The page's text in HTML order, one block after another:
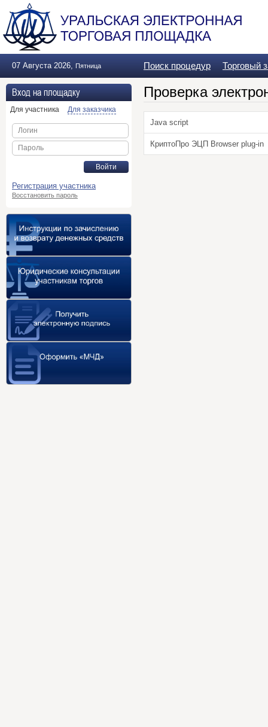
07 Августа 2026, Пятница Поиск процедур Торговый
Вход на площадку
Для участника Для заказчика
Логин
Пароль
Войти
Регистрация участника
Восстановить пароль
Проверка
Java script
КриптоПро ЭЦП Browser plug-in